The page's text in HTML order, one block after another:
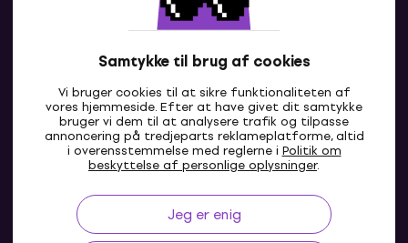
Samtykke til brug af cookies
Vi bruger cookies til at sikre funktionaliteten af
vores hjemmeside. Efter at have givet dit samtykke
bruger vi dem til at analysere trafik og tilpasse
annoncering på tredjeparts reklameplatforme, altid
i overensstemmelse med reglerne i Politik om
beskyttelse af personlige oplysninger.
Jeg er enig
DK